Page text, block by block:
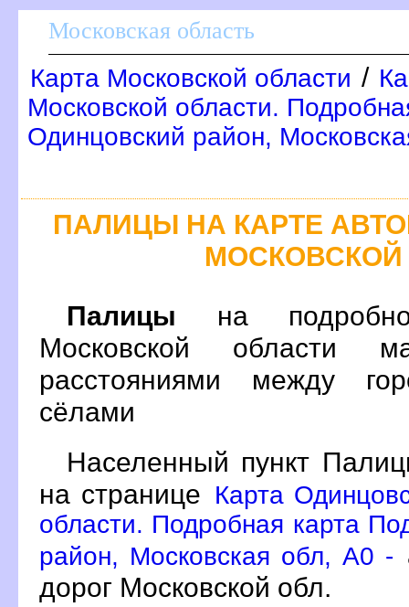
Московская область
Карта Московской области /
Московской области.
Одинцовский район,
ПАЛИЦЫ НА КАРТЕ
МОСКОВСКОЙ
Палицы на
Московской области
расстояниями между
сёлами
Населенный пункт
на странице Карта
области. Подробная карта
район, Московская обл, A0 -
дорог Московской обл.